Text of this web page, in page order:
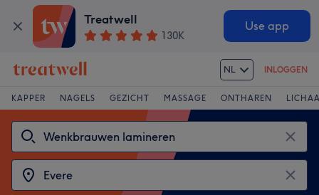
Treatwell
130K
Use app
NL INLOGGEN
KAPPER NAGELS GEZICHT MASSAGE ONTHAREN